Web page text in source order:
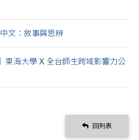
文：敘事與思辨
東海大學 X 全台師生跨域影響力公
回列表